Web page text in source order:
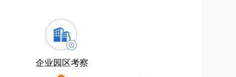
企业园区考察